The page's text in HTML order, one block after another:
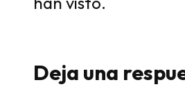
Deja una